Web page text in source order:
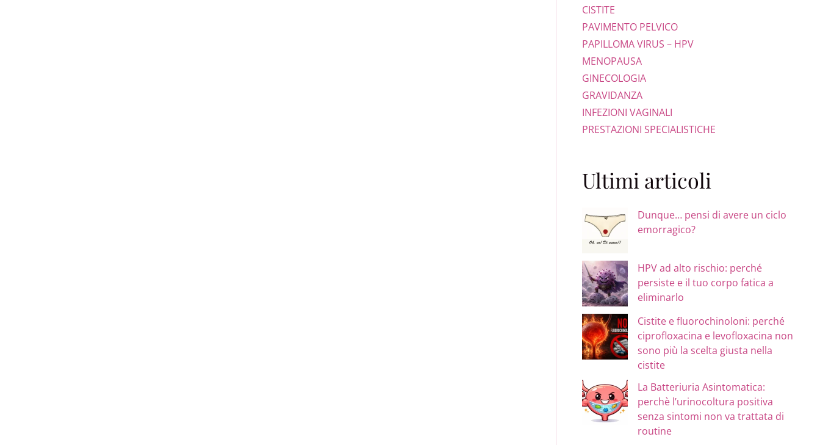
CISTITE
PAVIMENTO PELVICO
PAPILLOMA VIRUS – HPV
MENOPAUSA
GINECOLOGIA
GRAVIDANZA
INFEZIONI VAGINALI
PRESTAZIONI SPECIALISTICHE
Ultimi articoli
Dunque… pensi di avere un ciclo
emorragico?
HPV ad alto rischio: perché
persiste e il tuo corpo fatica a
eliminarlo
Cistite e fluorochinoloni: perché
ciprofloxacina e levofloxacina non
sono più la scelta giusta nella
cistite
La Batteriuria Asintomatica:
perchè l’urinocoltura positiva
senza sintomi non va trattata di
routine